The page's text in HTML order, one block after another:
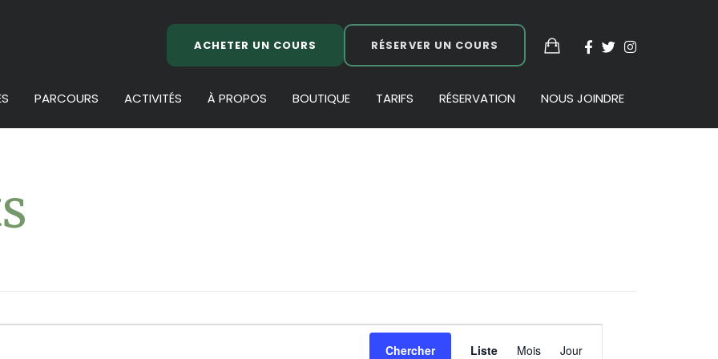
ACHETER UN COURS RÉSERVER UN COURS
PARCOURS ACTIVITÉS À PROPOS BOUTIQUE TARIFS RÉSERVATION NOUS JOINDRE
Chercher
Navigation
Liste Mois Jour